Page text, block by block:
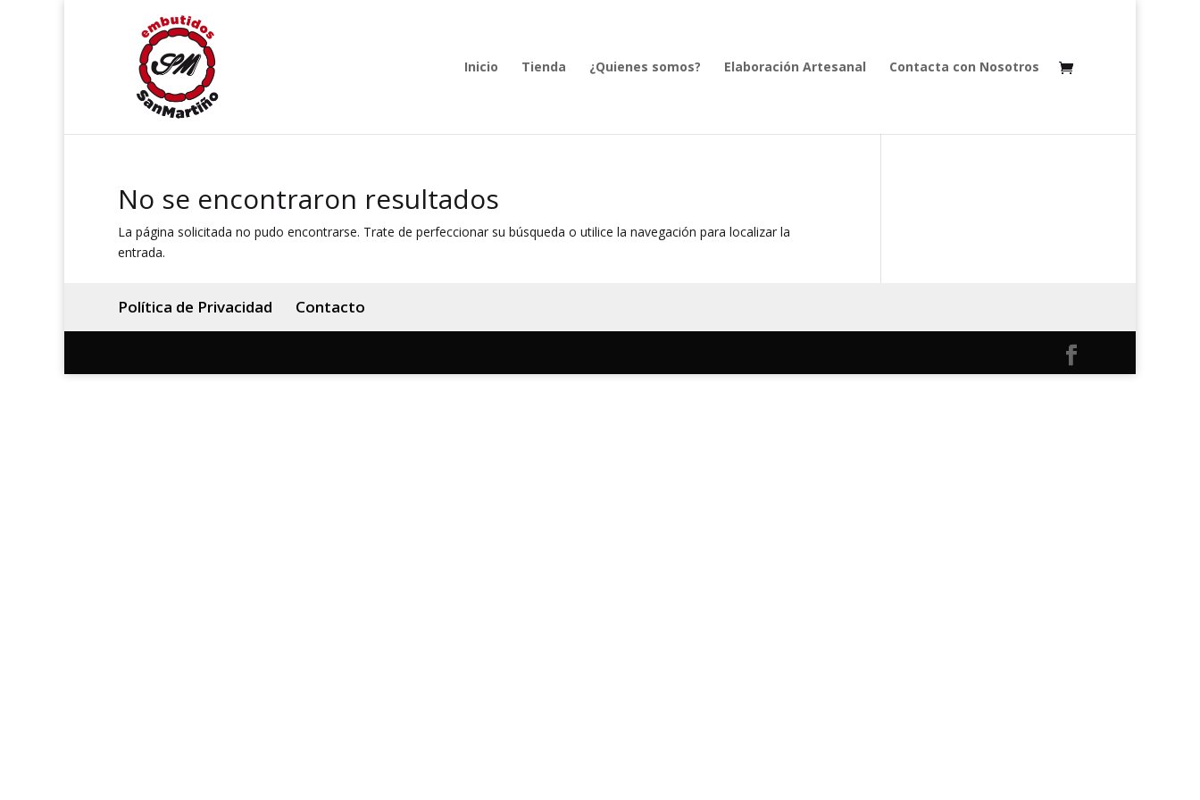
Inicio Tienda ¿Quienes somos? Elaboración Artesanal Contacta con Nosotros
No se encontraron resultados
La página solicitada no pudo encontrarse. Trate de perfeccionar su búsqueda o utilice la navegación para localizar la
entrada.
Política de Privacidad Contacto